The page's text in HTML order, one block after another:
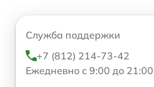
Служба поддержки
+7 (812) 214-73-42
Ежедневно с 9:00 до 21:00